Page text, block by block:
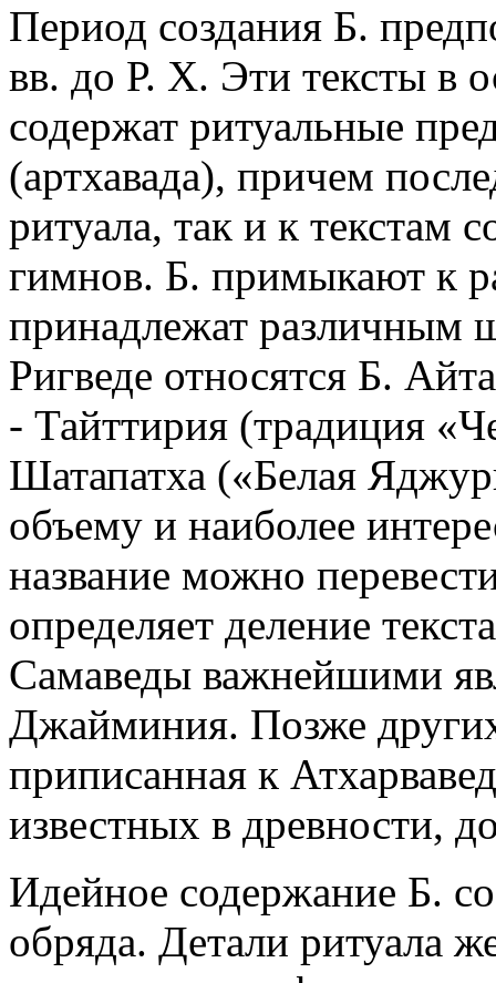
Период создания Б.
вв. до Р. Х. Эти тексты в
содержат ритуальные
(артхавада), причем
ритуала, так и к текстам
гимнов. Б. примыкают к
принадлежат различным
Ригведе относятся Б.
- Тайттирия (традиция
Шатапатха («Белая
объему и наиболее
название можно
определяет деление
Самаведы важнейшими
Джайминия. Позже
приписанная к
известных в древности,
Идейное содержание Б.
обряда. Детали ритуала